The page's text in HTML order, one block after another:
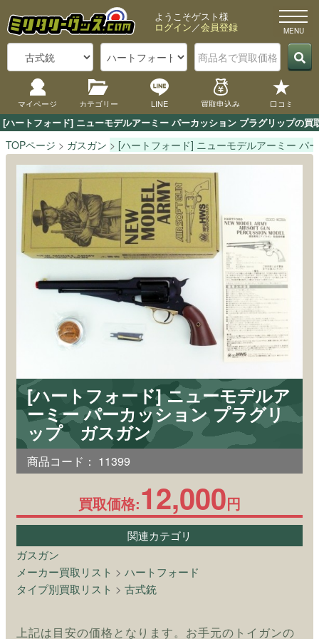
[ハートフォード] ニューモデルアーミー パーカッション プラグリップの
ようこそゲスト様
ログイン／会員登録
マイページ カテゴリー LINE 買取申込み 口コミ
TOPページ ガスガン [ハートフォード] ニューモデルアーミー パ
[ハートフォード] ニューモデルア
ーミー パーカッション プラグリ
ップ ガスガン
商品コード： 11399
買取価格:12,000円
関連カテゴリ
ガスガン
メーカー買取リスト > ハートフォード
タイプ別買取リスト > 古式銃
上記は目安の価格となります。お手元のトイガンの